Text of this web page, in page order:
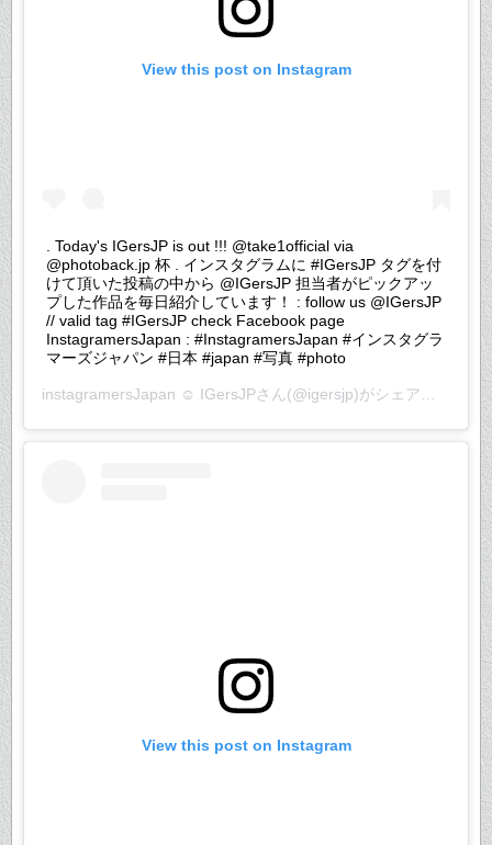
View this post on Instagram
. Today's IGersJP is out !!! @take1official via
@photoback.jp 杯 . インスタグラムに #IGersJP タグを付
けて頂いた投稿の中から @IGersJP 担当者がピックアッ
プした作品を毎日紹介しています！ : follow us @IGersJP
// valid tag #IGersJP check Facebook page
InstagramersJapan : #InstagramersJapan #インスタグラ
マーズジャパン #日本 #japan #写真 #photo
instagramersJapan ☺︎ IGersJPさん(@igersjp)がシェアした投稿 –
View this post on Instagram